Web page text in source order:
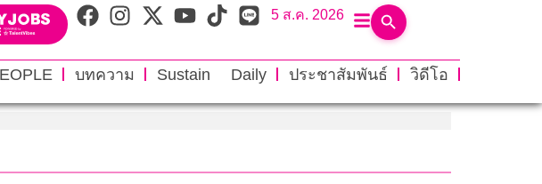
5 ส.ค. 2026
บทความ Sustain Daily ประชาสัมพันธ์
วิดีโอ